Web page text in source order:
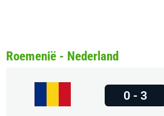
Roemenië - Nederland
0 - 3